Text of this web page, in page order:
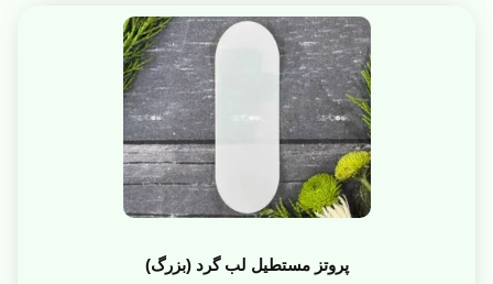
پروتز مستطیل لب گرد (بزرگ)